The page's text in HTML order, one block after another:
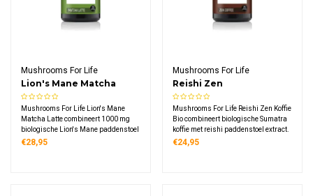
Mushrooms For Life
Lion's Mane Matcha
Latte Bio
Mushrooms For Life Lion's Mane
Matcha Latte combineert 1000 mg
biologische Lion's Mane paddenstoel
met Japanse matcha thee. Deze
€28,95
Mushrooms For Life
Reishi Zen
Paddenstoelen Koffie
Mushrooms For Life Reishi Zen Koffie
Bio combineert biologische Sumatra
koffie met reishi paddenstoel extract.
Deze functionele koffie levert 1000
€24,95